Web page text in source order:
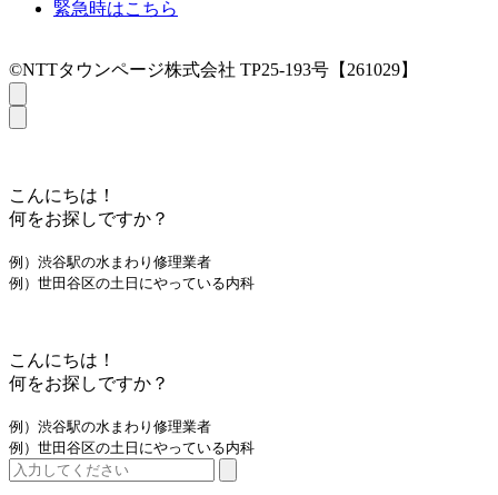
緊急時はこちら
©NTTタウンページ株式会社 TP25-193号【261029】
こんにちは！
何をお探しですか？
例）渋谷駅の水まわり修理業者
例）世田谷区の土日にやっている内科
こんにちは！
何をお探しですか？
例）渋谷駅の水まわり修理業者
例）世田谷区の土日にやっている内科